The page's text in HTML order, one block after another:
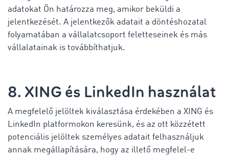
adatokat Ön határozza meg, amikor beküldi a
jelentkezését. A jelentkezők adatait a döntéshozatal
folyamatában a vállalatcsoport feletteseinek és más
vállalatainak is továbbíthatjuk.
8. XING és LinkedIn használat
A megfelelő jelöltek kiválasztása érdekében a XING és
LinkedIn platformokon keresünk, és az ott közzétett
potenciális jelöltek személyes adatait felhasználjuk
annak megállapítására, hogy az illető megfelel-e